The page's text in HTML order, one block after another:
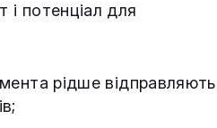
і потенціал для
рідше відправляють